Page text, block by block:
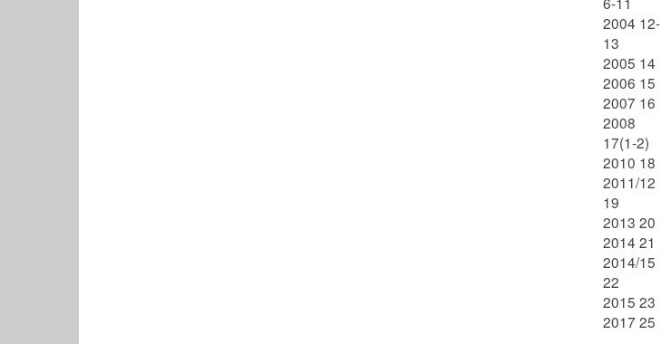
2004 12-
13
2005 14
2006 15
2007 16
2008
17(1-2)
2010 18
2011/12
19
2013 20
2014 21
2014/15
22
2015 23
2017 25